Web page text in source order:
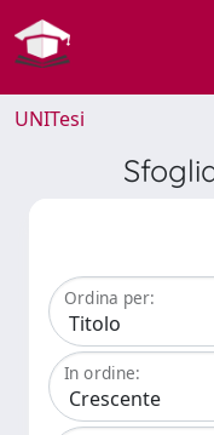
UNITesi
Ordina per:
In ordine: